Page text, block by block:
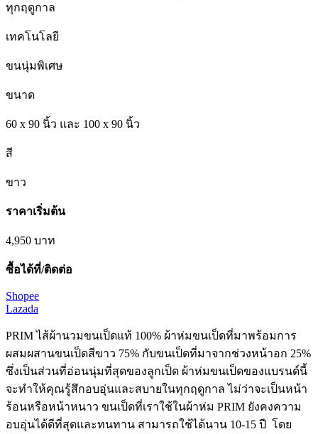
ทุกฤดูกาล
เทคโนโลยี
ขนนุ่มพิเศษ
ขนาด
60 x 90 นิ้ว และ 100 x 90 นิ้ว
สี
ขาว
ราคาเริ่มต้น
4,950 บาท
ซื้อได้ที่/ติดต่อ
Shopee
Lazada
PRIM ไส้ผ้านวมขนเป็ดแท้ 100% ผ้าห่มขนเป็ดที่มาพร้อมการ
ผสมผสานขนเป็ดสีขาว 75% กับขนเป็ดที่มาจากช่วงหน้าอก 25%
ซึ่งเป็นส่วนที่อ่อนนุ่มที่สุดของลูกเป็ด ผ้าห่มขนเป็ดของแบรนด์นี้
จะทำให้คุณรู้สึกอบอุ่นและสบายในทุกฤดูกาล ไม่ว่าจะเป็นหน้า
ร้อนหรือหน้าหนาว ขนเป็ดที่เราใช้ในผ้าห่ม PRIM ยังคงความ
อบอุ่นได้ดีที่สุดและทนทาน สามารถใช้ได้นาน 10-15 ปี โดย